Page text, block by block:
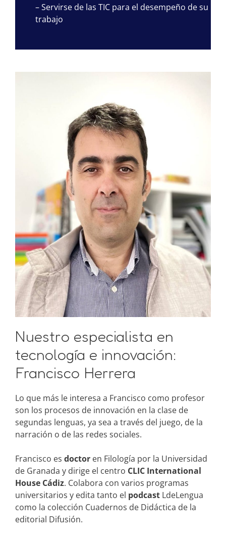
– Servirse de las TIC para el desempeño de su
trabajo
Nuestro especialista en
tecnología e innovación:
Francisco Herrera
Lo que más le interesa a Francisco como profesor
son los procesos de innovación en la clase de
segundas lenguas, ya sea a través del juego, de la
narración o de las redes sociales.
Francisco es doctor en Filología por la Universidad
de Granada y dirige el centro CLIC International
House Cádiz. Colabora con varios programas
universitarios y edita tanto el podcast LdeLengua
como la colección Cuadernos de Didáctica de la
editorial Difusión.